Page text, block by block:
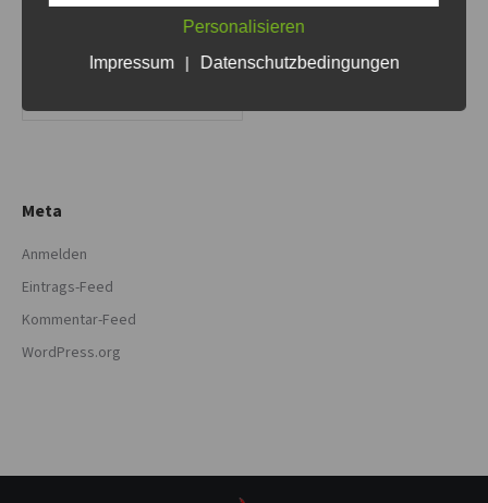
Meta
Anmelden
Eintrags-Feed
Kommentar-Feed
WordPress.org
Personalisieren
Impressum
| Datenschutzbedingungen